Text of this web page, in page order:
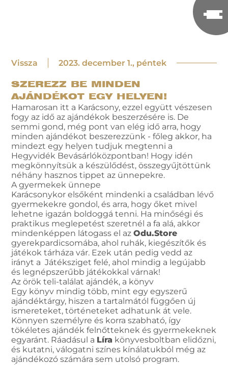
Vissza 2023. december 1., péntek
SZEREZZ BE MINDEN
AJÁNDÉKOT EGY HELYEN!
Hamarosan itt a Karácsony, ezzel együtt vészesen
fogy az idő az ajándékok beszerzésére is. De
semmi gond, még pont van elég idő arra, hogy
minden ajándékot beszerezzünk - főleg akkor, ha
mindezt egy helyen tudjuk megtenni a
Hegyvidék Bevásárlóközpontban! Hogy idén
megkönnyítsük a készülődést, összegyűjtöttünk
néhány hasznos tippet az ünnepekre.
A gyermekek ünnepe
Karácsonykor elsőként mindenki a családban lévő
gyermekekre gondol, és arra, hogy őket mivel
lehetne igazán boldoggá tenni. Ha minőségi és
praktikus meglepetést szeretnél a fa alá, akkor
mindenképpen látogass el azOdu.Store
gyerekpardicsomába, ahol ruhák, kiegészítők és
játékok tárháza vár. Ezek után pedig vedd az
irányt a Játéksziget felé, ahol mindig a legújabb
és legnépszerűbb játékokkal várnak!
Az örök teli-találat ajándék, a könyv
Egy könyv mindig több, mint egy egyszerű
ajándéktárgy, hiszen a tartalmától függően új
ismereteket, történeteket adhatunk át vele.
Könnyen személyre és korra szabható, így
tökéletes ajándék felnőtteknek és gyermekeknek
egyaránt. Ráadásul a Líra könyvesboltban elidőzni,
és kutatni, válogatni színes kínálatukból még az
ajándékozó számára sem utolsó program.